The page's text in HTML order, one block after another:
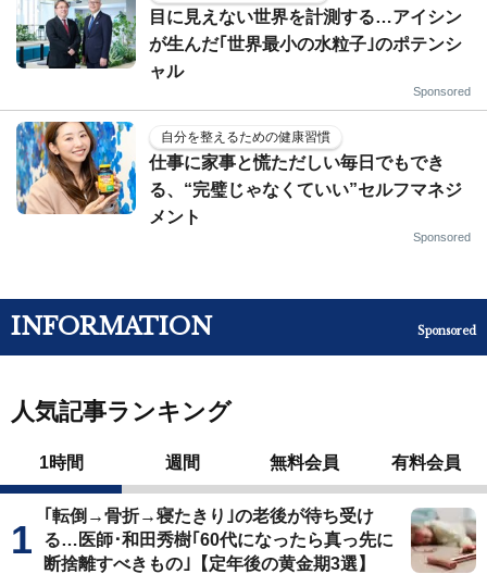
目に見えない世界を計測する…アイシン
が生んだ｢世界最小の水粒子｣のポテンシ
ャル
Sponsored
自分を整えるための健康習慣
仕事に家事と慌ただしい毎日でもでき
る、“完璧じゃなくていい”セルフマネジ
メント
Sponsored
INFORMATION Sponsored
人気記事ランキング
1時間 週間 無料会員 有料会員
｢転倒→骨折→寝たきり｣の老後が待ち受け
る…医師･和田秀樹｢60代になったら真っ先に
断捨離すべきもの｣【定年後の黄金期3選】